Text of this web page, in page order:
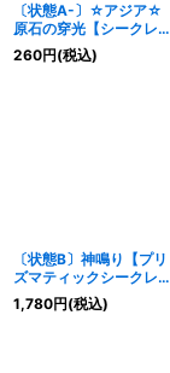
〔状態A-〕☆アジア☆
原石の穿光【シークレッ
ト】{アジアLOCR-
JP074}《魔法》
260円(税込)
〔状態B〕神鳴り【プリ
ズマティックシークレッ
ト】{LOCR-JP021}《魔
法》
1,780円(税込)